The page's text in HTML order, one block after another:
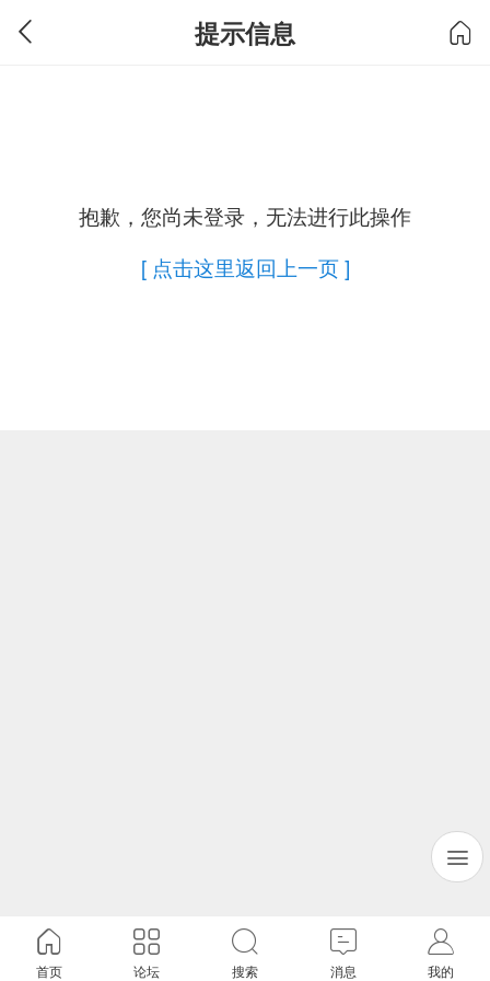
提示信息
抱歉，您尚未登录，无法进行此操作
[ 点击这里返回上一页 ]
首页 论坛 搜索 消息 我的